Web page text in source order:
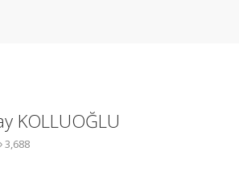
KOLLUOĞLU
3,688